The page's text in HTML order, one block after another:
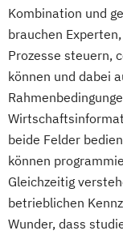
Kombination und
brauchen
Prozesse steuern,
können und dabei
beide Felder
können
Gleichzeitig
betrieblichen
Wunder, dass